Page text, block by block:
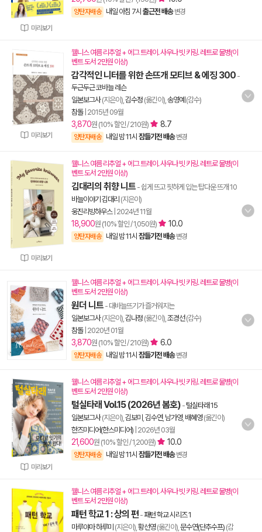
미리보기
양탄자배송 내일 아침 7시 출근전 배송 변경
미리보기
웰니스 여름 리추얼 + 에그 트레이. 사우나 빗 키링. 레트로 물병(이
벤트 도서 2만원 이상)
감각적인 니터를 위한 손뜨개 모티브 & 에징 300 -
두근두근 코바늘 레슨
일본보그사(지은이), 김수정 (옮긴이), 송영예 (감수)
참돌| 2015년 09월
3,870원 (10% 할인 / 210원) 8.7
양탄자배송 내일 밤 11시 잠들기전 배송 변경
미리보기
웰니스 여름 리추얼 + 에그 트레이. 사우나 빗 키링. 레트로 물병(이
벤트 도서 2만원 이상)
김대리의 취향 니트 - 쉽게 뜨고 핏하게 입는 탑다운 뜨개 10
바늘이야기 김대리 (지은이)
웅진리빙하우스| 2024년 11월
18,900원 (10% 할인 / 1,050원) 10.0
양탄자배송 내일 밤 11시 잠들기전 배송 변경
웰니스 여름 리추얼 + 에그 트레이. 사우나 빗 키링. 레트로 물병(이
벤트 도서 2만원 이상)
원더 니트 - 대바늘뜨기가 즐거워지는
일본보그사(지은이), 김나정 (옮긴이), 조경선(감수)
참돌| 2020년 01월
3,870원 (10% 할인 / 210원) 6.0
양탄자배송 내일 밤 11시 잠들기전 배송 변경
미리보기
웰니스 여름 리추얼 + 에그 트레이. 사우나 빗 키링. 레트로 물병(이
벤트 도서 2만원 이상)
털실타래 Vol.15 (2026년 봄호) -털실타래 15
일본보그사(지은이), 김보미 김수연, 남가영, 배혜영(옮긴이)
한즈미디어(한스미디어) 2026년 03월
21,600원 (10% 할인 / 1,200원) 10.0
양탄자배송 내일 밤 11시 잠들기전 배송 변경
웰니스 여름 리추얼 + 에그 트레이. 사우나 빗 키링. 레트로 물병(이
벤트 도서 2만원 이상)
패턴 학교 1 : 상의 편 -패턴 학교 시리즈 1
마루야마 하루미 (지은이), 황선영(옮긴이), 문수연(단추수프) (감